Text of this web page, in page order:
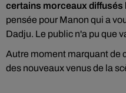
certains morceaux diffusés
pensée pour Manon qui a
Dadju. Le public n'a pu que
Autre moment marquant de
des nouveaux venus de la